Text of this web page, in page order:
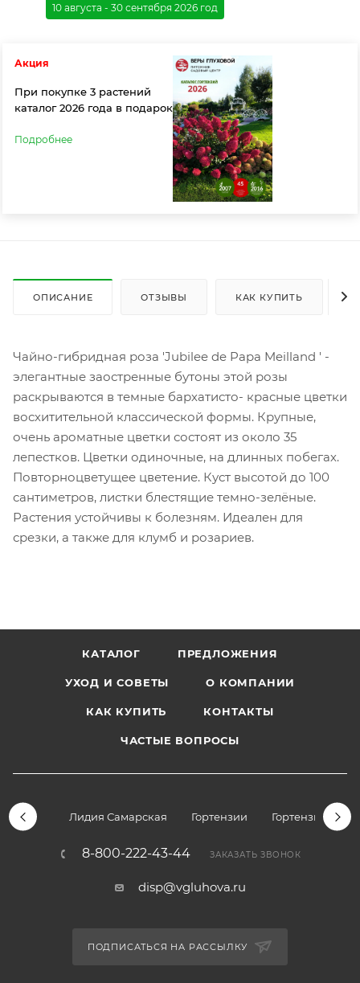
10 августа - 30 сентября 2026 год
Акция
При покупке 3 растений
каталог 2026 года в подарок
Подробнее
ОПИСАНИЕ ОТЗЫВЫ КАК КУПИТЬ
Чайно-гибридная роза 'Jubilee de Papa Meilland ' -
элегантные заостренные бутоны этой розы
раскрываются в темные бархатисто- красные цветки
восхитительной классической формы. Крупные,
очень ароматные цветки состоят из около 35
лепестков. Цветки одиночные, на длинных побегах.
Повторноцветущее цветение. Куст высотой до 100
сантиметров, листки блестящие темно-зелёные.
Растения устойчивы к болезням. Идеален для
срезки, а также для клумб и розариев.
КАТАЛОГ ПРЕДЛОЖЕНИЯ
УХОД И СОВЕТЫ О КОМПАНИИ
КАК КУПИТЬ КОНТАКТЫ
ЧАСТЫЕ ВОПРОСЫ
Лидия Самарская Гортензии Гортензии
8-800-222-43-44 ЗАКАЗАТЬ ЗВОНОК
disp@vgluhova.ru
ПОДПИСАТЬСЯ НА РАССЫЛКУ